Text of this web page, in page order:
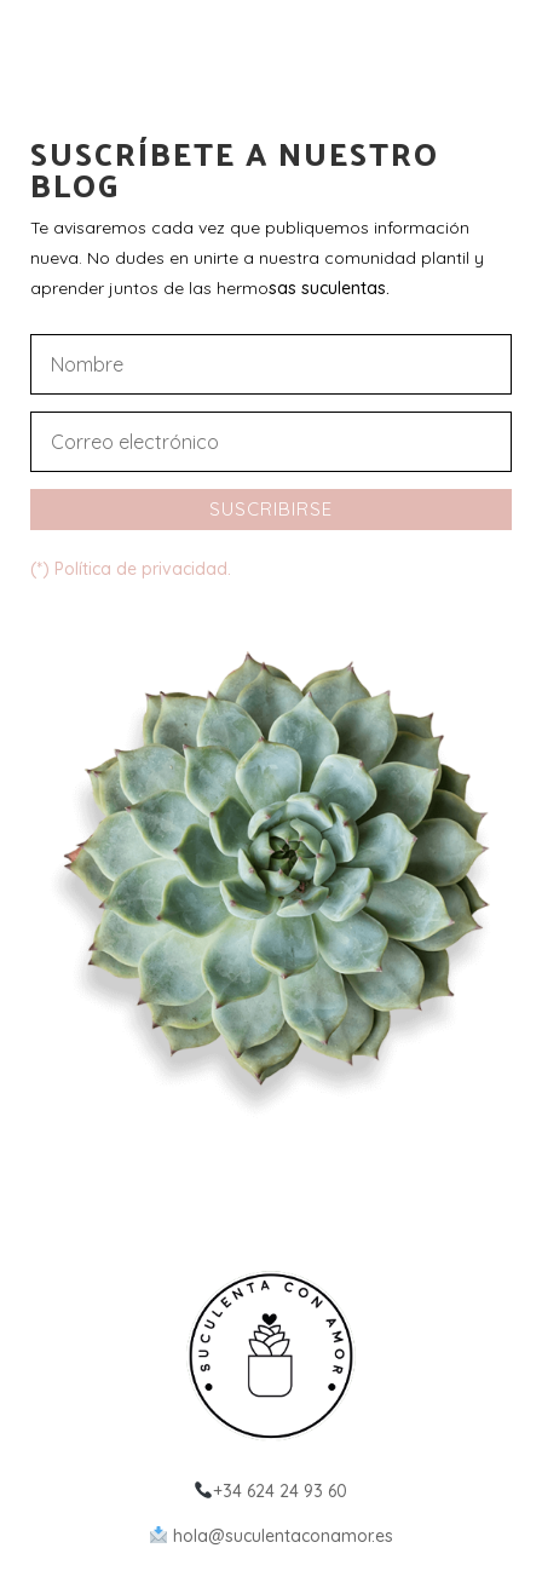
SUSCRÍBETE A NUESTRO
BLOG
Te avisaremos cada vez que publiquemos información
nueva. No dudes en unirte a nuestra comunidad plantil y
aprender juntos de las hermosas suculentas.
SUSCRIBIRSE
(*) Política de privacidad.
+34 624 24 93 60
hola@suculentaconamor.es